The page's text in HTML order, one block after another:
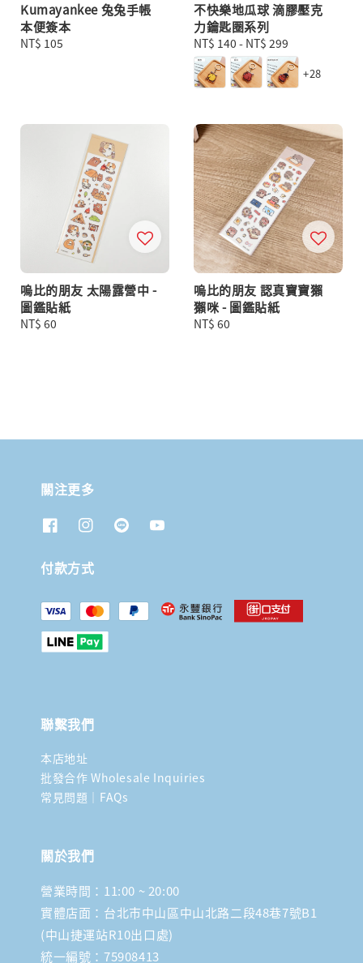
Kumayankee 兔兔手帳
本便簽本
Regular
NT$ 105
不快樂地瓜球 滴膠壓克
力鑰匙圈系列
Regular
price
NT$ 140 - NT$ 299
+28
嗚比的朋友 太陽露營中 -
圖鑑貼紙
Regular
NT$ 60
嗚比的朋友 認真寶寶獺
獺咪 - 圖鑑貼紙
Regular
NT$ 60
關注更多
付款方式
聯繫我們
本店地址
批發合作 Wholesale Inquiries
常見問題｜FAQs
關於我們
營業時間：11:00 ~ 20:00
實體店面：台北市中山區中山北路二段48巷7號B1
(中山捷運站R10出口處)
統一編號：75908413